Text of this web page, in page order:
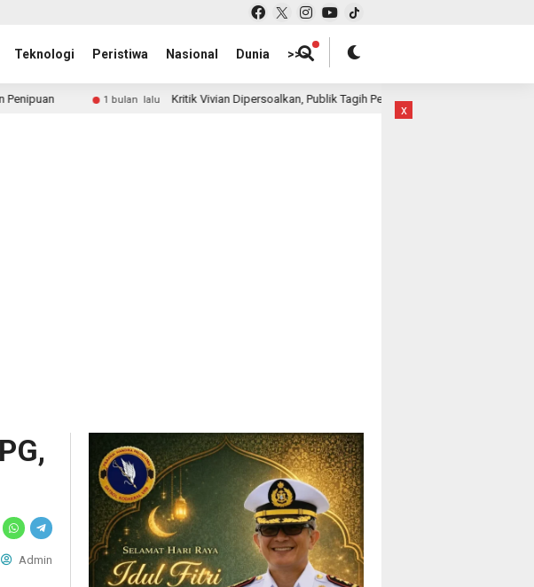
Teknologi Peristiwa Nasional Dunia >>>
lalu Kritik Vivian Dipersoalkan, Publik Tagih Penjelasan: Di Mana Letak Kerugian yang Diklaim?
Admin
x